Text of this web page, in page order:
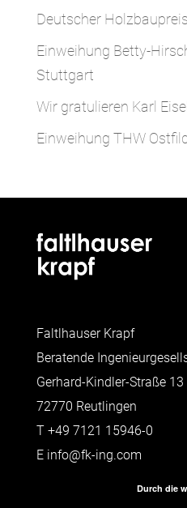
Deutscher
Einweihung Betty-
Stuttgart
Wir gratulieren Karl
Einweihung THW
Faltlhauser Krapf
Beratende
Gerhard-Kindler-Straße 13
72770 Reutlingen
T +49 7121 15946-0
E info@fk-ing.com
Durch die